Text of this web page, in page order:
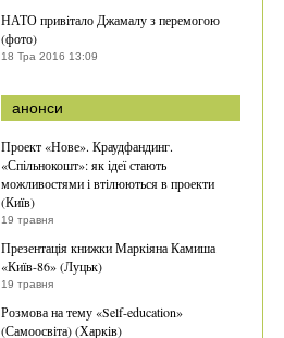
НАТО привітало Джамалу з перемогою
(фото)
18 Тра 2016 13:09
анонси
Проект «Нове». Краудфандинг.
«Спільнокошт»: як ідеї стають
можливостями і втілюються в проекти
(Київ)
19 травня
Презентація книжки Маркіяна Камиша
«Київ-86» (Луцьк)
19 травня
Розмова на тему «Self-education»
(Самоосвіта) (Харків)